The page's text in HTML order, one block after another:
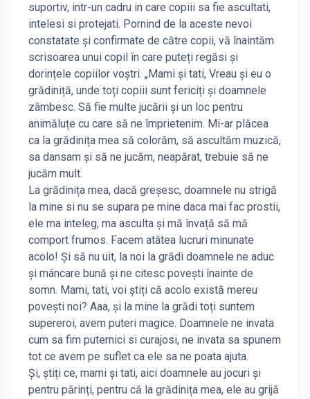
suportiv, intr-un cadru in care copiii sa fie ascultati,
intelesi si protejati. Pornind de la aceste nevoi
constatate și confirmate de către copii, vă înaintăm
scrisoarea unui copil în care puteți regăsi și
dorințele copiilor voștri. „Mami și tati, Vreau și eu o
grădiniță, unde toți copiii sunt fericiți și doamnele
zâmbesc. Să fie multe jucării și un loc pentru
animăluțe cu care să ne împrietenim. Mi-ar plăcea
ca la grădinița mea să colorăm, să ascultăm muzică,
sa dansam și să ne jucăm, neapărat, trebuie să ne
jucăm mult.
La grădinița mea, dacă greșesc, doamnele nu strigă
la mine si nu se supara pe mine daca mai fac prostii,
ele ma inteleg, ma asculta și mă învață să mă
comport frumos. Facem atâtea lucruri minunate
acolo! Și să nu uit, la noi la grădi doamnele ne aduc
și mâncare bună și ne citesc povești înainte de
somn. Mami, tati, voi știți că acolo există mereu
povești noi? Aaa, și la mine la grădi toți suntem
supereroi, avem puteri magice. Doamnele ne invata
cum sa fim puternici si curajosi, ne invata sa spunem
tot ce avem pe suflet ca ele sa ne poata ajuta.
Și, știți ce, mami și tati, aici doamnele au jocuri și
pentru părinți, pentru că la grădinița mea, ele au grijă